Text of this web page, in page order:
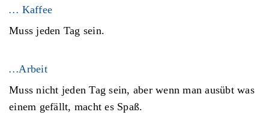
… Kaffee
Muss jeden Tag sein.
…Arbeit
Muss nicht jeden Tag sein, aber wenn man ausübt was
einem gefällt, macht es Spaß.